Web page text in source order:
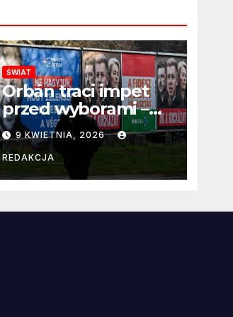
ŚWIAT
Orbán traci impet
przed wyborami –
węgierska
propaganda
przestaje
przekonywać
9 KWIETNIA, 2026
REDAKCJA